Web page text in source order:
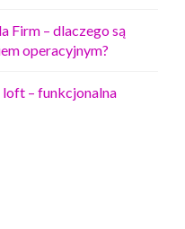
Firm – dlaczego są
operacyjnym?
– funkcjonalna